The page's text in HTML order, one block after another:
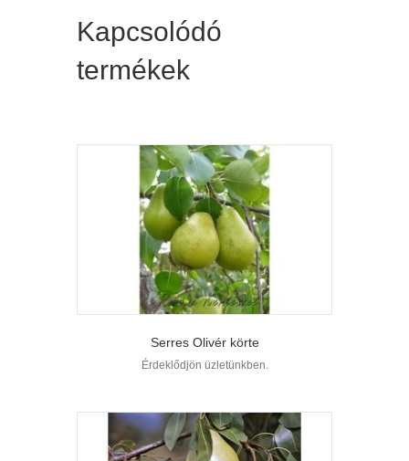
Kapcsolódó
termékek
Serres Olivér körte
Érdeklődjön üzletünkben.